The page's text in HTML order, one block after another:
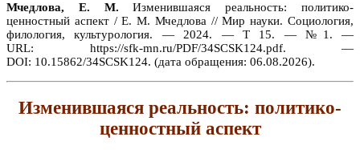
Мчедлова, Е. М. Изменившаяся реальность: политико-
ценностный аспект / Е. М. Мчедлова // Мир науки. Социология,
филология, культурология. — 2024. — Т 15. — №1. —
URL: https://sfk-mn.ru/PDF/34SCSK124.pdf. —
DOI: 10.15862/34SCSK124. (дата обращения: 06.08.2026).
Изменившаяся реальность: политико-
ценностный аспект